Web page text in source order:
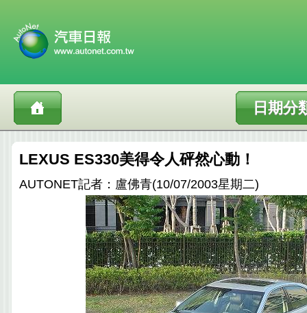
日期分
LEXUS ES330美得令人砰然心動！
AUTONET記者：盧佛青(10/07/2003星期二)